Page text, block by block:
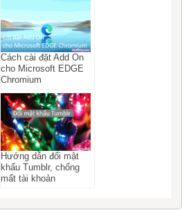
Cách cài đặt Add On
cho Microsoft EDGE
Chromium
Hướng dẫn đổi mật
khẩu Tumblr, chống
mất tài khoản